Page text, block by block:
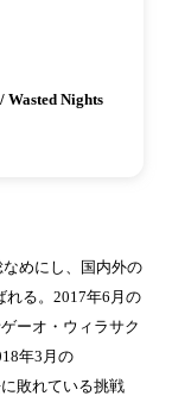
Wasted Nights
めにし、国内外の
れる。2017年6月の
ーオ・ウィラサク
年3月の
敗れている挑戦